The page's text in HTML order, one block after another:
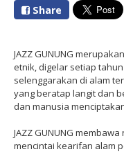
Share
JAZZ GUNUNG
etnik, digelar setiap
selenggarakan di alam
yang beratap langit dan
dan manusia
JAZZ GUNUNG
mencintai kearifan alam